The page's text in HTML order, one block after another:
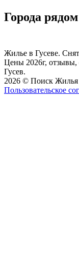
Города рядом
Жилье в Гусеве.
Цены 2026г,
Гусев.
2026 © Поиск
Пользовательское